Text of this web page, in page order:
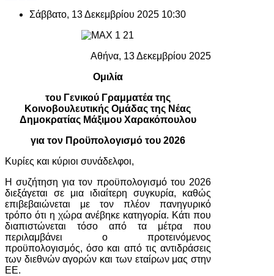
Σάββατο, 13 Δεκεμβρίου 2025 10:30
Αθήνα, 13 Δεκεμβρίου 2025
Ομιλία
του Γενικού Γραμματέα της
Κοινοβουλευτικής Ομάδας της Νέας
Δημοκρατίας Μάξιμου Χαρακόπουλου
για τον Προϋπολογισμό του 2026
Κυρίες και κύριοι συνάδελφοι,
Η συζήτηση για τον προϋπολογισμό του 2026
διεξάγεται σε μια ιδιαίτερη συγκυρία, καθώς
επιβεβαιώνεται με τον πλέον πανηγυρικό
τρόπο ότι η χώρα ανέβηκε κατηγορία. Κάτι που
διαπιστώνεται τόσο από τα μέτρα που
περιλαμβάνει ο προτεινόμενος
προϋπολογισμός, όσο και από τις αντιδράσεις
των διεθνών αγορών και των εταίρων μας στην
ΕΕ.